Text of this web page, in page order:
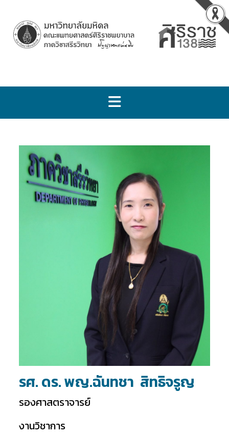
รศ. ดร. พญ.ฉันทชา สิทธิจรูญ
รองศาสตราจารย์
งานวิชาการ